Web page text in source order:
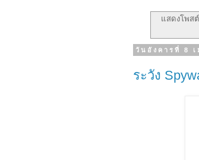
แสดงโพส
วันอังคารที่ 8
ระวัง